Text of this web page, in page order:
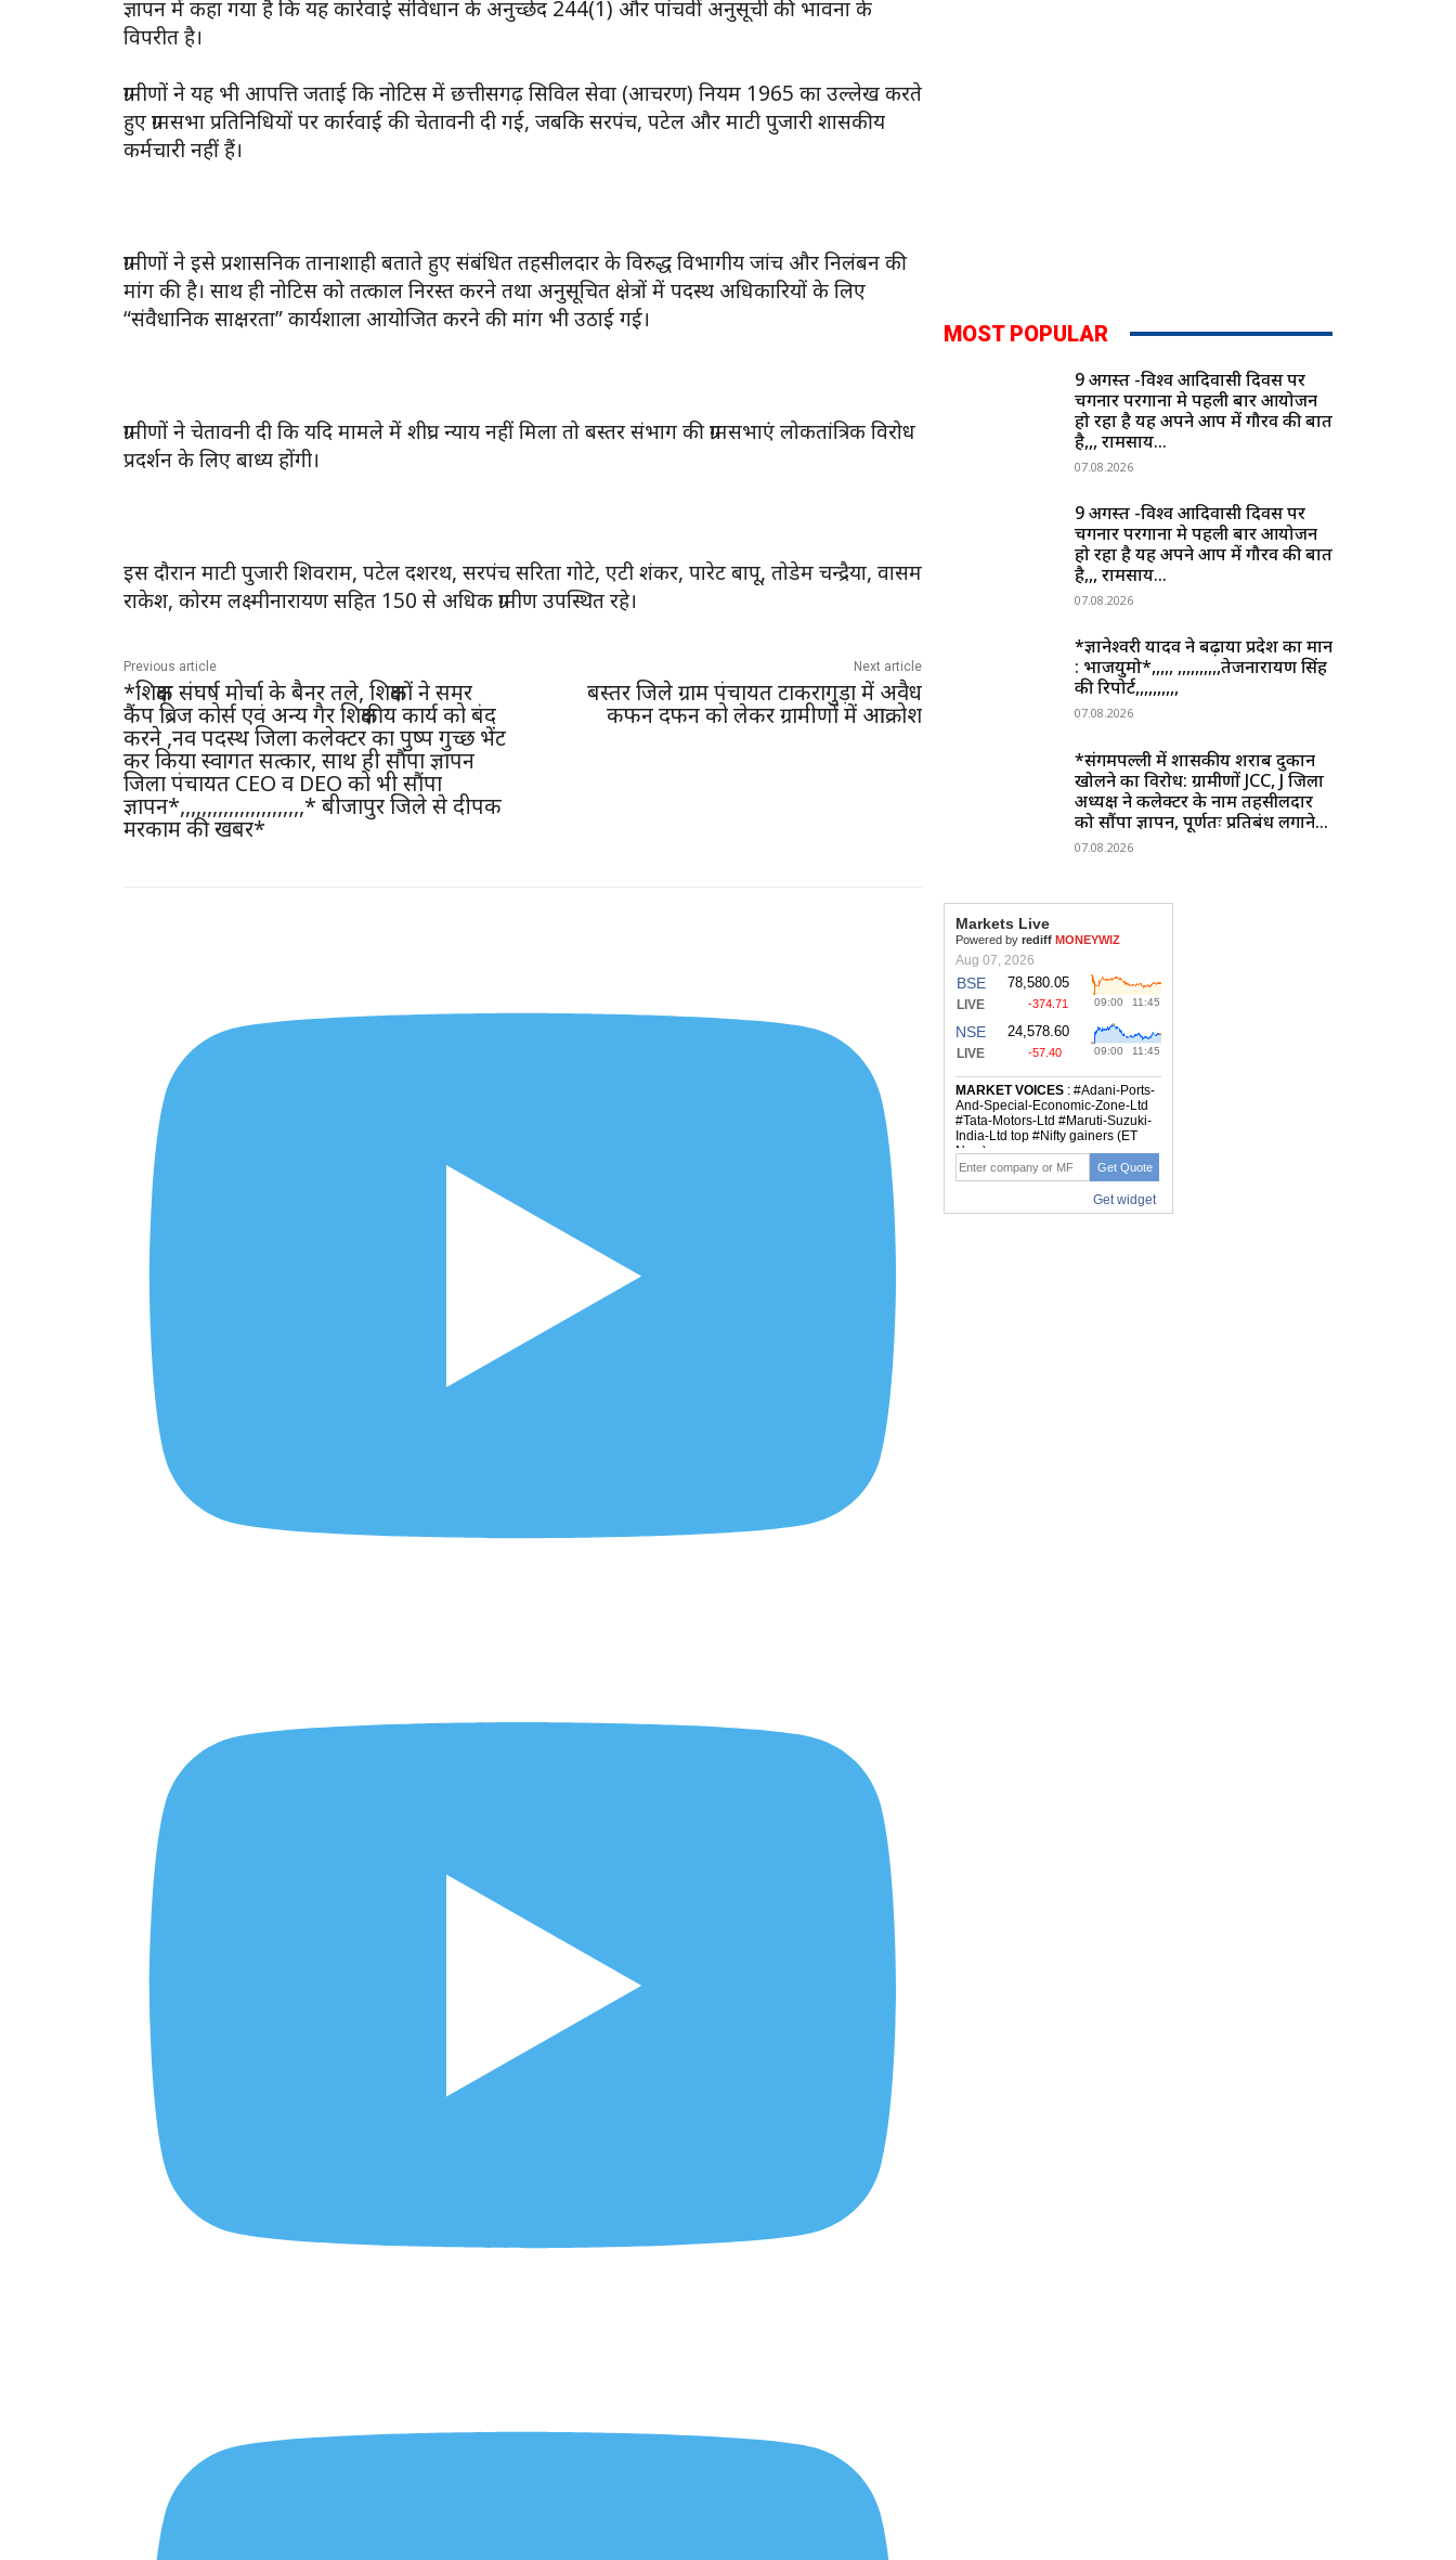
ज्ञापन में कहा गया है कि यह कार्रवाई संविधान के अनुच्छेद 244(1) और पांचवीं अनुसूची की भावना के
विपरीत है।
ग्रामीणों ने यह भी आपत्ति जताई कि नोटिस में छत्तीसगढ़ सिविल सेवा (आचरण) नियम 1965 का उल्लेख करते
हुए ग्रामसभा प्रतिनिधियों पर कार्रवाई की चेतावनी दी गई, जबकि सरपंच, पटेल और माटी पुजारी शासकीय
कर्मचारी नहीं हैं।
ग्रामीणों ने इसे प्रशासनिक तानाशाही बताते हुए संबंधित तहसीलदार के विरुद्ध विभागीय जांच और निलंबन की
मांग की है। साथ ही नोटिस को तत्काल निरस्त करने तथा अनुसूचित क्षेत्रों में पदस्थ अधिकारियों के लिए
“संवैधानिक साक्षरता” कार्यशाला आयोजित करने की मांग भी उठाई गई।
ग्रामीणों ने चेतावनी दी कि यदि मामले में शीघ्र न्याय नहीं मिला तो बस्तर संभाग की ग्रामसभाएं लोकतांत्रिक विरोध
प्रदर्शन के लिए बाध्य होंगी।
इस दौरान माटी पुजारी शिवराम, पटेल दशरथ, सरपंच सरिता गोटे, एटी शंकर, पारेट बापू, तोडेम चन्द्रैया, वासम
राकेश, कोरम लक्ष्मीनारायण सहित 150 से अधिक ग्रामीण उपस्थित रहे।
Previous article
*शिक्षक संघर्ष मोर्चा के बैनर तले, शिक्षकों ने समर
कैंप ब्रिज कोर्स एवं अन्य गैर शिक्षकीय कार्य को बंद
करने ,नव पदस्थ जिला कलेक्टर का पुष्प गुच्छ भेंट
कर किया स्वागत सत्कार, साथ ही सौंपा ज्ञापन
जिला पंचायत CEO व DEO को भी सौंपा
ज्ञापन*,,,,,,,,,,,,,,,,,,,,,,,* बीजापुर जिले से दीपक
मरकाम की खबर*
Next article
बस्तर जिले ग्राम पंचायत टाकरागुड़ा में अवैध
कफन दफन को लेकर ग्रामीणों में आक्रोश
MOST POPULAR
9 अगस्त -विश्व आदिवासी दिवस पर
चिंगनार परगाना मे पहली बार आयोजन
हो रहा है यह अपने आप में गौरव की बात
है,,, रामसाय...
07.08.2026
9 अगस्त -विश्व आदिवासी दिवस पर
चिंगनार परगाना मे पहली बार आयोजन
हो रहा है यह अपने आप में गौरव की बात
है,,, रामसाय...
07.08.2026
*ज्ञानेश्वरी यादव ने बढ़ाया प्रदेश का मान
: भाजयुमो*,,,,, ,,,,,,,,,,तेजनारायण सिंह
की रिपोर्ट,,,,,,,,,,
07.08.2026
*संगमपल्ली में शासकीय शराब दुकान
खोलने का विरोध: ग्रामीणों JCC, J जिला
अध्यक्ष ने कलेक्टर के नाम तहसीलदार
को सौंपा ज्ञापन, पूर्णतः प्रतिबंध लगाने...
07.08.2026